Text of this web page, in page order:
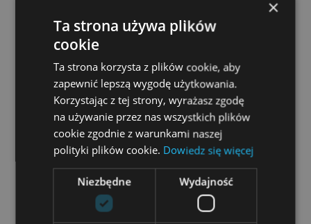
Krok 5. Wizualizacja i wysyłka do
klienta
KSeF przechowuje dane w formacie
ustrukturyzowanym (XML), ale zarówno
księgowi, jak i kontrahenci oczekują
„normalnego” wyglądu faktury.
KT KSeF Sender oferuje:
podgląd wizualnej postaci faktury,
×
Ta strona używa plików
cookie
Ta strona korzysta z plików cookie, aby
zapewnić lepszą wygodę użytkowania.
Korzystając z tej strony, wyrażasz zgodę
na używanie przez nas wszystkich plików
cookie zgodnie z warunkami naszej
polityki plików cookie. Dowiedz się więcej
Niezbędne Wydajność